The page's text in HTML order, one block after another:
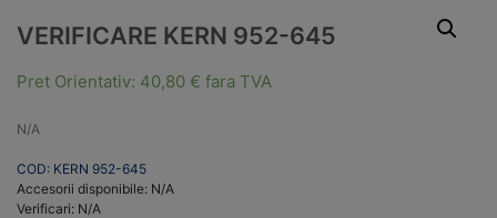
VERIFICARE KERN 952-645
Pret Orientativ: 40,80 € fara TVA
N/A
COD: KERN 952-645
Accesorii disponibile: N/A
Verificari: N/A